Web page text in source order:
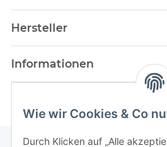
Wie wir Cookies & Co
Durch Klicken auf „Alle
Hersteller
Informationen